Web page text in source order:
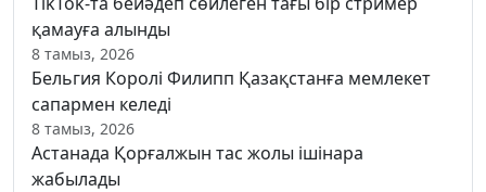
қамауға алынды
8 тамыз, 2026
Бельгия Королі Филипп Қазақстанға мемлекет
сапармен келеді
8 тамыз, 2026
Астанада Қорғалжын тас жолы ішінара
жабылады